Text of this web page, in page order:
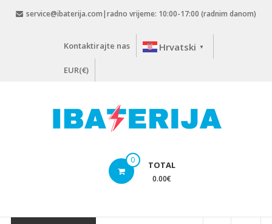
service@ibaterija.com|radno vrijeme: 10:00-17:00 (radnim danom)
Kontaktirajte nas Hrvatski ▼
EUR(€)
0 TOTAL
0.00€